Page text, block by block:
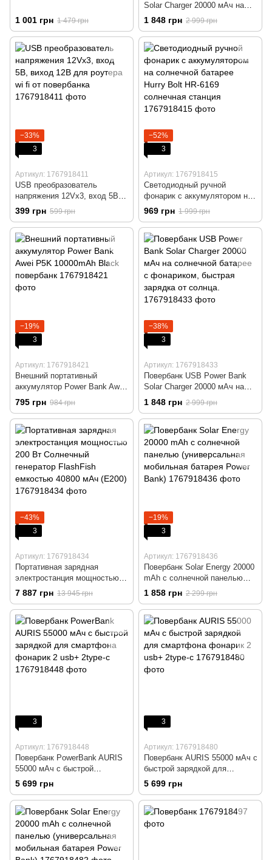
1 001 грн 1 479 грн
Solar Charger 20000 мАч на
сонячній батареї з ліхтариком,
швидка зарядка від сонця
1 848 грн 2 999 грн
−33%
3
Артикул: 1767918411
USB преобразователь
напряжения 12Vx3, вход 5В,
виход 12В для роутера wi fi от
повербанка
399 грн 599 грн
−52%
3
Артикул: 1767918415
Светодиодный ручной
фонарик с аккумулятором на
солнечной батарее Hurry Bolt
HR-6169 солнечная станция
969 грн 1 999 грн
−19%
3
Артикул: 1767918421
Внешний портативный
аккумулятор Power Bank Awei
P5K 10000mAh Black
повербанк
795 грн 984 грн
−38%
3
Артикул: 1767918433
Повербанк USB Power Bank
Solar Charger 20000 мАч на
солнечной батарее с
фонариком, быстрая зарядка
от солнца.
1 848 грн 2 999 грн
−43%
3
Артикул: 1767918434
Портативная зарядная
электростанция мощностью
200 Вт Солнечный генератор
FlashFish емкостью 40800
мАч (E200)
7 887 грн 13 945 грн
−19%
3
Артикул: 1767918436
Повербанк Solar Energy 20000
mAh с солнечной панелью
(универсальная мобильная
батарея Power Bank)
1 858 грн 2 299 грн
3
Артикул: 1767918448
Повербанк PowerBank AURIS
55000 мАч с быстрой
зарядкой для смартфона
фонарик 2 usb+ 2type-c
5 699 грн
3
Артикул: 1767918480
Повербанк AURIS 55000 мАч с
быстрой зарядкой для
смартфона фонарик 2 usb+
5 699 грн